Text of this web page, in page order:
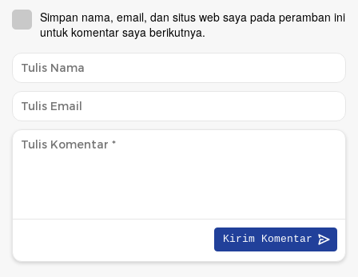
Simpan nama, email, dan situs web saya pada peramban ini
untuk komentar saya berikutnya.